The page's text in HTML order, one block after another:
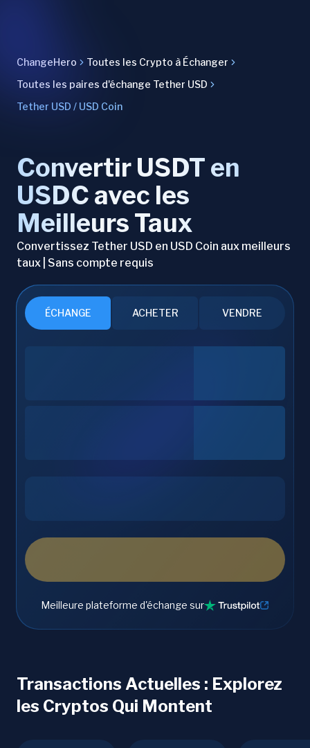
ChangeHero
Toutes les Crypto à Échanger
Toutes les paires d'échange Tether USD
Tether USD / USD Coin
Convertir USDT en
USDC avec les
Meilleurs Taux
Convertissez Tether USD en USD Coin aux meilleurs
taux | Sans compte requis
ÉCHANGE ACHETER VENDRE
Meilleure plateforme d'échange sur
Transactions Actuelles : Explorez
les Cryptos Qui Montent